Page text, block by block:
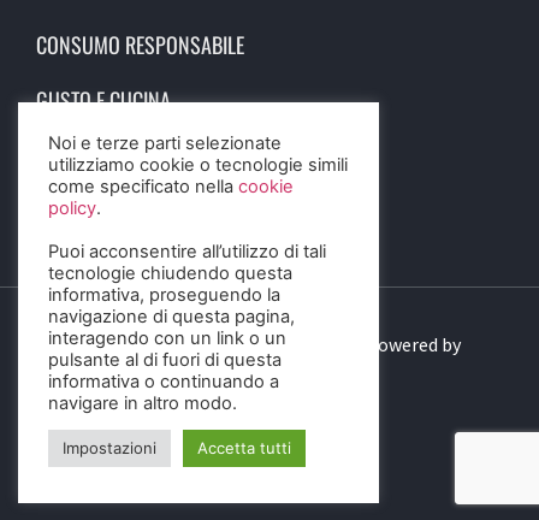
CONSUMO RESPONSABILE
GUSTO E CUCINA
SCIENZA E SALUTE
STORIA E CULTURA
© 2023 Birra Informa. All Rights Reserved. Powered by
DIGITALSENSE
Noi e terze parti selezionate
utilizziamo cookie o tecnologie simili
come specificato nella cookie
policy.
Puoi acconsentire all’utilizzo di tali
tecnologie chiudendo questa
informativa, proseguendo la
navigazione di questa pagina,
interagendo con un link o un
pulsante al di fuori di questa
informativa o continuando a
navigare in altro modo.
Impostazioni Accetta tutti